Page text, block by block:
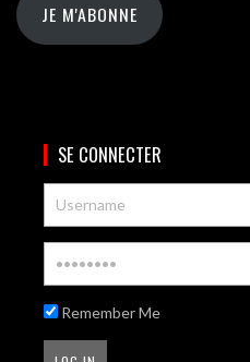
JE M'ABONNE
SE CONNECTER
Remember Me